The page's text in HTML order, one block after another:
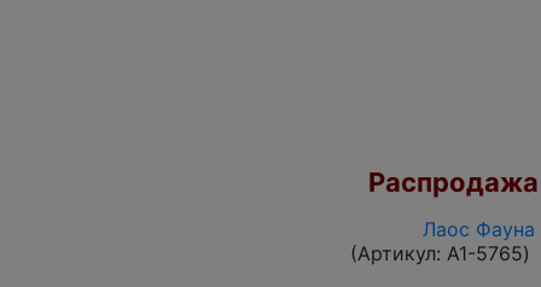
Распродажа
Лаос Фауна
(Артикул: A1-5765)